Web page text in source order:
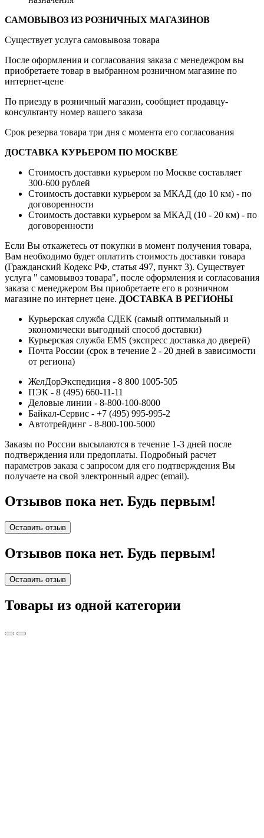
САМОВЫВОЗ ИЗ РОЗНИЧНЫХ МАГАЗИНОВ
Существует услуга самовывоза товара
После оформления и согласования заказа с менедежром вы
приобретаете товар в выбранном розничном магазине по
интернет-цене
По приезду в розничный магазин, сообщиет продавцу-
консультанту номер вашего заказа
Срок резерва товара три дня с момента его согласования
ДОСТАВКА КУРЬЕРОМ ПО МОСКВЕ
Стоимость доставки курьером по Москве составляет
300-600 рублей
Стоимость доставки курьером за МКАД (до 10 км) - по
договоренности
Стоимость доставки курьером за МКАД (10 - 20 км) - по
договоренности
Если Вы откажетесь от покупки в момент получения товара,
Вам необходимо будет оплатить стоимость доставки товара
(Гражданский Кодекс РФ, статья 497, пункт 3). Существует
услуга " самовывоз товара", после оформления и согласования
заказа с менеджером Вы приобретаете его в розничном
магазине по интернет цене. ДОСТАВКА В РЕГИОНЫ
Курьерская служба СДЕК (самый оптимальный и
экономически выгодный способ доставки)
Курьерская служба EMS (экспресс доставка до дверей)
Почта России (срок в течение 2 - 20 дней в зависимости
от региона)
ЖелДорЭкспедиция - 8 800 1005-505
ПЭК - 8 (495) 660-11-11
Деловые линии - 8-800-100-8000
Байкал-Сервис - +7 (495) 995-995-2
Автотрейдинг - 8-800-100-5000
Заказы по России высылаются в течение 1-3 дней после
подтверждения или предоплаты. Подробный расчет
параметров заказа с запросом для его подтверждения Вы
получаете на свой электронный адрес (email).
Отзывов пока нет. Будь первым!
Оставить отзыв
Отзывов пока нет. Будь первым!
Оставить отзыв
Товары из одной категории